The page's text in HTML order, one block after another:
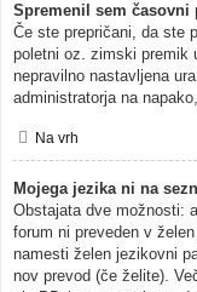
Spremenil sem časovni
Če ste prepričani, da ste
poletni oz. zimski premik
nepravilno nastavljena
administratorja na
Na vrh
Mojega jezika ni na
Obstajata dve možnosti:
forum ni preveden v
namesti želen jezikovni
nov prevod (če želite).